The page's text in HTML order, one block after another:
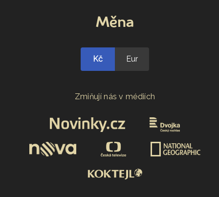
Měna
Kč Eur
Zmiňují nás v médiích